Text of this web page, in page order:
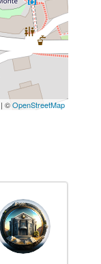
| ©OpenStreetMap